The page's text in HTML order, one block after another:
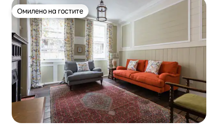
Омилено на гостите
Омилено на гостите